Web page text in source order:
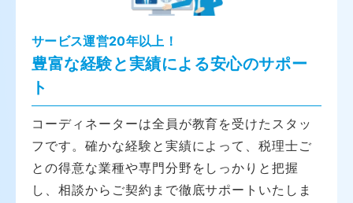
サービス運営20年以上！
豊富な経験と実績による安心のサポー
ト
コーディネーターは全員が教育を受けたスタッ
フです。確かな経験と実績によって、税理士ご
との得意な業種や専門分野をしっかりと把握
し、相談からご契約まで徹底サポートいたしま